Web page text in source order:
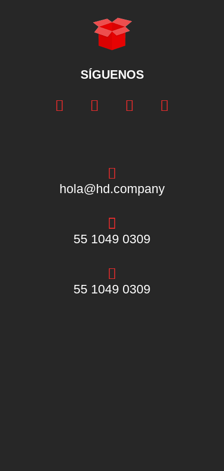
SÍGUENOS
hola@hd.company
55 1049 0309
55 1049 0309